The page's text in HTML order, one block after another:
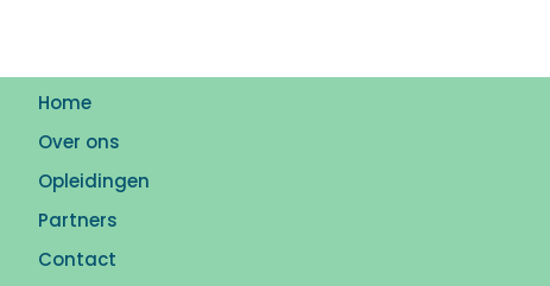
Home
Over ons
Opleidingen
Partners
Contact